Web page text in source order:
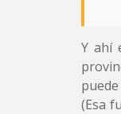
Y ahí
(Esa